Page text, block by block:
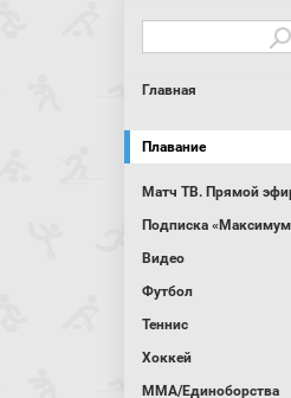
Главная
Плавание
Матч ТВ. Прямой
Подписка
Видео
Футбол
Теннис
Хоккей
MMA/Единоборства